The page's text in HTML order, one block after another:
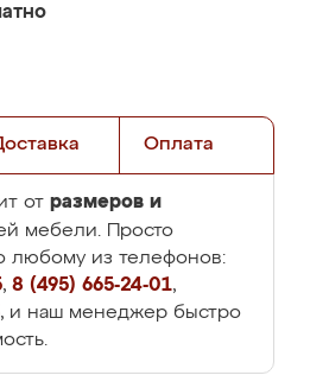
Оплата
от размеров и
мебели. Просто
любому из телефонов:
, 8 (495) 665-24-01,
, и наш менеджер быстро